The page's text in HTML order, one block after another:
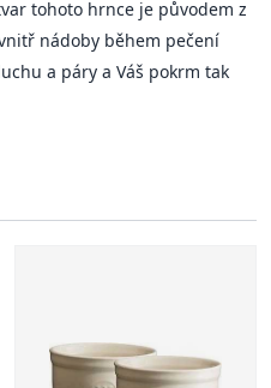
tohoto hrnce je původem z
nádoby během pečení
a páry a Váš pokrm tak